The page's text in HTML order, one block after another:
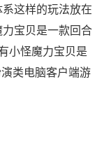
这样的玩法放在
宝贝是一款回合
小怪魔力宝贝是
类电脑客户端游